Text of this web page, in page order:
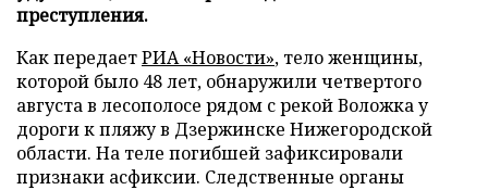
преступления.
Как передаетРИА «Новости», тело женщины,
которой было 48 лет, обнаружили четвертого
августа в лесополосе рядом с рекой Воложка у
дороги к пляжу в Дзержинске Нижегородской
области. На теле погибшей зафиксировали
признаки асфиксии. Следственные органы